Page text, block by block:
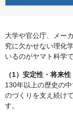
大学や官公庁、メー
究に欠かせない理化
いるのがヤマト科学
（1）安定性・将来性
130年以上の歴史の
のづくりを支え続け
す。